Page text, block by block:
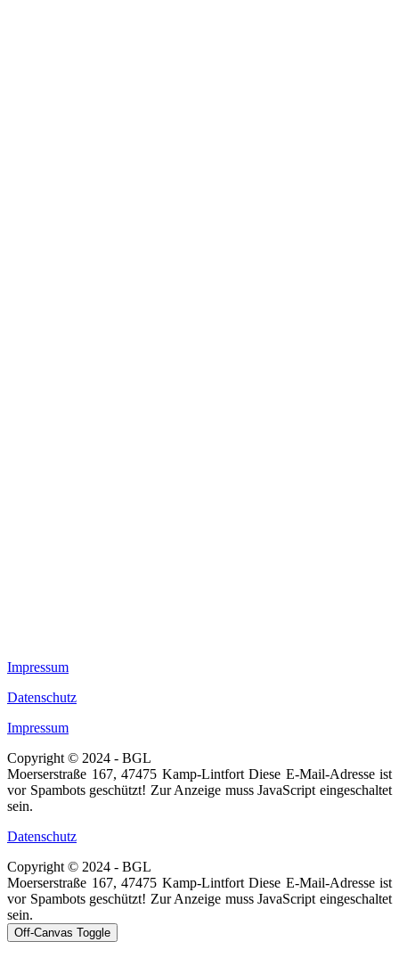
Impressum
Datenschutz
Impressum
Copyright © 2024 - BGL
Moerserstraße 167, 47475 Kamp-Lintfort Diese E-Mail-Adresse ist
vor Spambots geschützt! Zur Anzeige muss JavaScript eingeschaltet
sein.
Datenschutz
Copyright © 2024 - BGL
Moerserstraße 167, 47475 Kamp-Lintfort Diese E-Mail-Adresse ist
vor Spambots geschützt! Zur Anzeige muss JavaScript eingeschaltet
sein.
Off-Canvas Toggle